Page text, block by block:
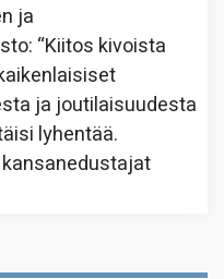
ja
: “Kiitos kivoista
ja joutilaisuudesta
lyhentää.